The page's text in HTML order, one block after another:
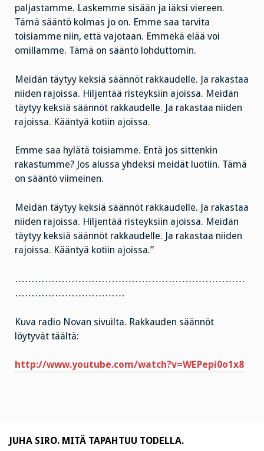
paljastamme. Laskemme sisään ja iäksi viereen.
Tämä sääntö kolmas jo on. Emme saa tarvita
toisiamme niin, että vajotaan. Emmekä elää voi
omillamme. Tämä on sääntö lohduttomin.
Meidän täytyy keksiä säännöt rakkaudelle. Ja rakastaa
niiden rajoissa. Hiljentää risteyksiin ajoissa. Meidän
täytyy keksiä säännöt rakkaudelle. Ja rakastaa niiden
rajoissa. Kääntyä kotiin ajoissa.
Emme saa hylätä toisiamme. Entä jos sittenkin
rakastumme? Jos alussa yhdeksi meidät luotiin. Tämä
on sääntö viimeinen.
Meidän täytyy keksiä säännöt rakkaudelle. Ja rakastaa
niiden rajoissa. Hiljentää risteyksiin ajoissa. Meidän
täytyy keksiä säännöt rakkaudelle. Ja rakastaa niiden
rajoissa. Kääntyä kotiin ajoissa.”
……………………………………………………………
……………………………
Kuva radio Novan sivuilta. Rakkauden säännöt
löytyvät täältä:
http://www.youtube.com/watch?v=WEPepi0o1x8
JUHA SIRO. MITÄ TAPAHTUU TODELLA.